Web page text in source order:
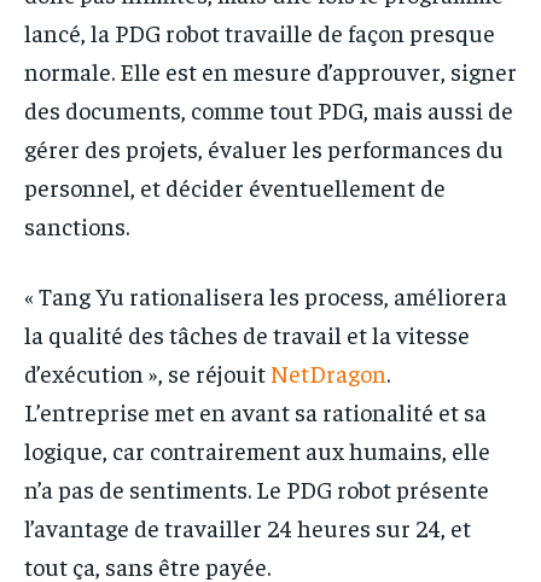
lancé, la PDG robot travaille de façon presque
normale. Elle est en mesure d’approuver, signer
des documents, comme tout PDG, mais aussi de
gérer des projets, évaluer les performances du
personnel, et décider éventuellement de
sanctions.
« Tang Yu rationalisera les process, améliorera
la qualité des tâches de travail et la vitesse
d’exécution », se réjouit NetDragon.
L’entreprise met en avant sa rationalité et sa
logique, car contrairement aux humains, elle
n’a pas de sentiments. Le PDG robot présente
l’avantage de travailler 24 heures sur 24, et
tout ça, sans être payée.